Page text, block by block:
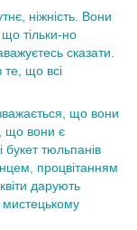
ніжність. Вони
тільки-но
сказати.
те, що всі
що вони
що вони є
тюльпанів
процвітанням
дарують